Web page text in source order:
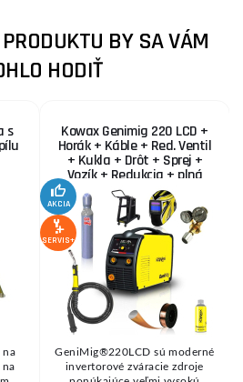
BY SA VÁM
HODIŤ
s
na
na
Kowax Genimig 220 LCD +
Horák + Káble + Red. Ventil
+ Kukla + Drôt + Sprej +
Vozík + Redukcia + plná
Fľaša Co2
AKCIA
SERVIS+
GeniMig®220LCD sú moderné
invertorové zváracie zdroje